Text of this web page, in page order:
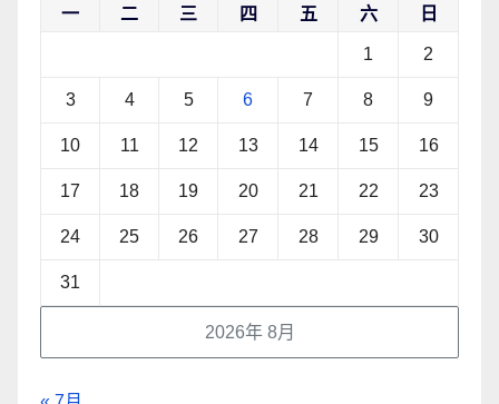
2026年 8月
一 二 三 四 五 六 日
1 2
3 4 5 6 7 8 9
10 11 12 13 14 15 16
17 18 19 20 21 22 23
24 25 26 27 28 29 30
31